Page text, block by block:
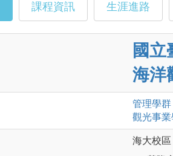
課程資訊 生涯進路
國立
海洋
管理學群
觀光事業
海大校區